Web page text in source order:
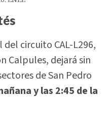
circuito CAL-L296,
Calpules, dejará sin
de San Pedro
y las 2:45 de la